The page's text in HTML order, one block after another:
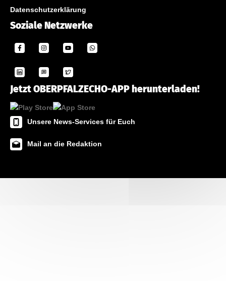
Datenschutzerklärung
Soziale Netzwerke
Jetzt OBERPFALZECHO-APP herunterladen!
Unsere News-Services für Euch
Mail an die Redaktion